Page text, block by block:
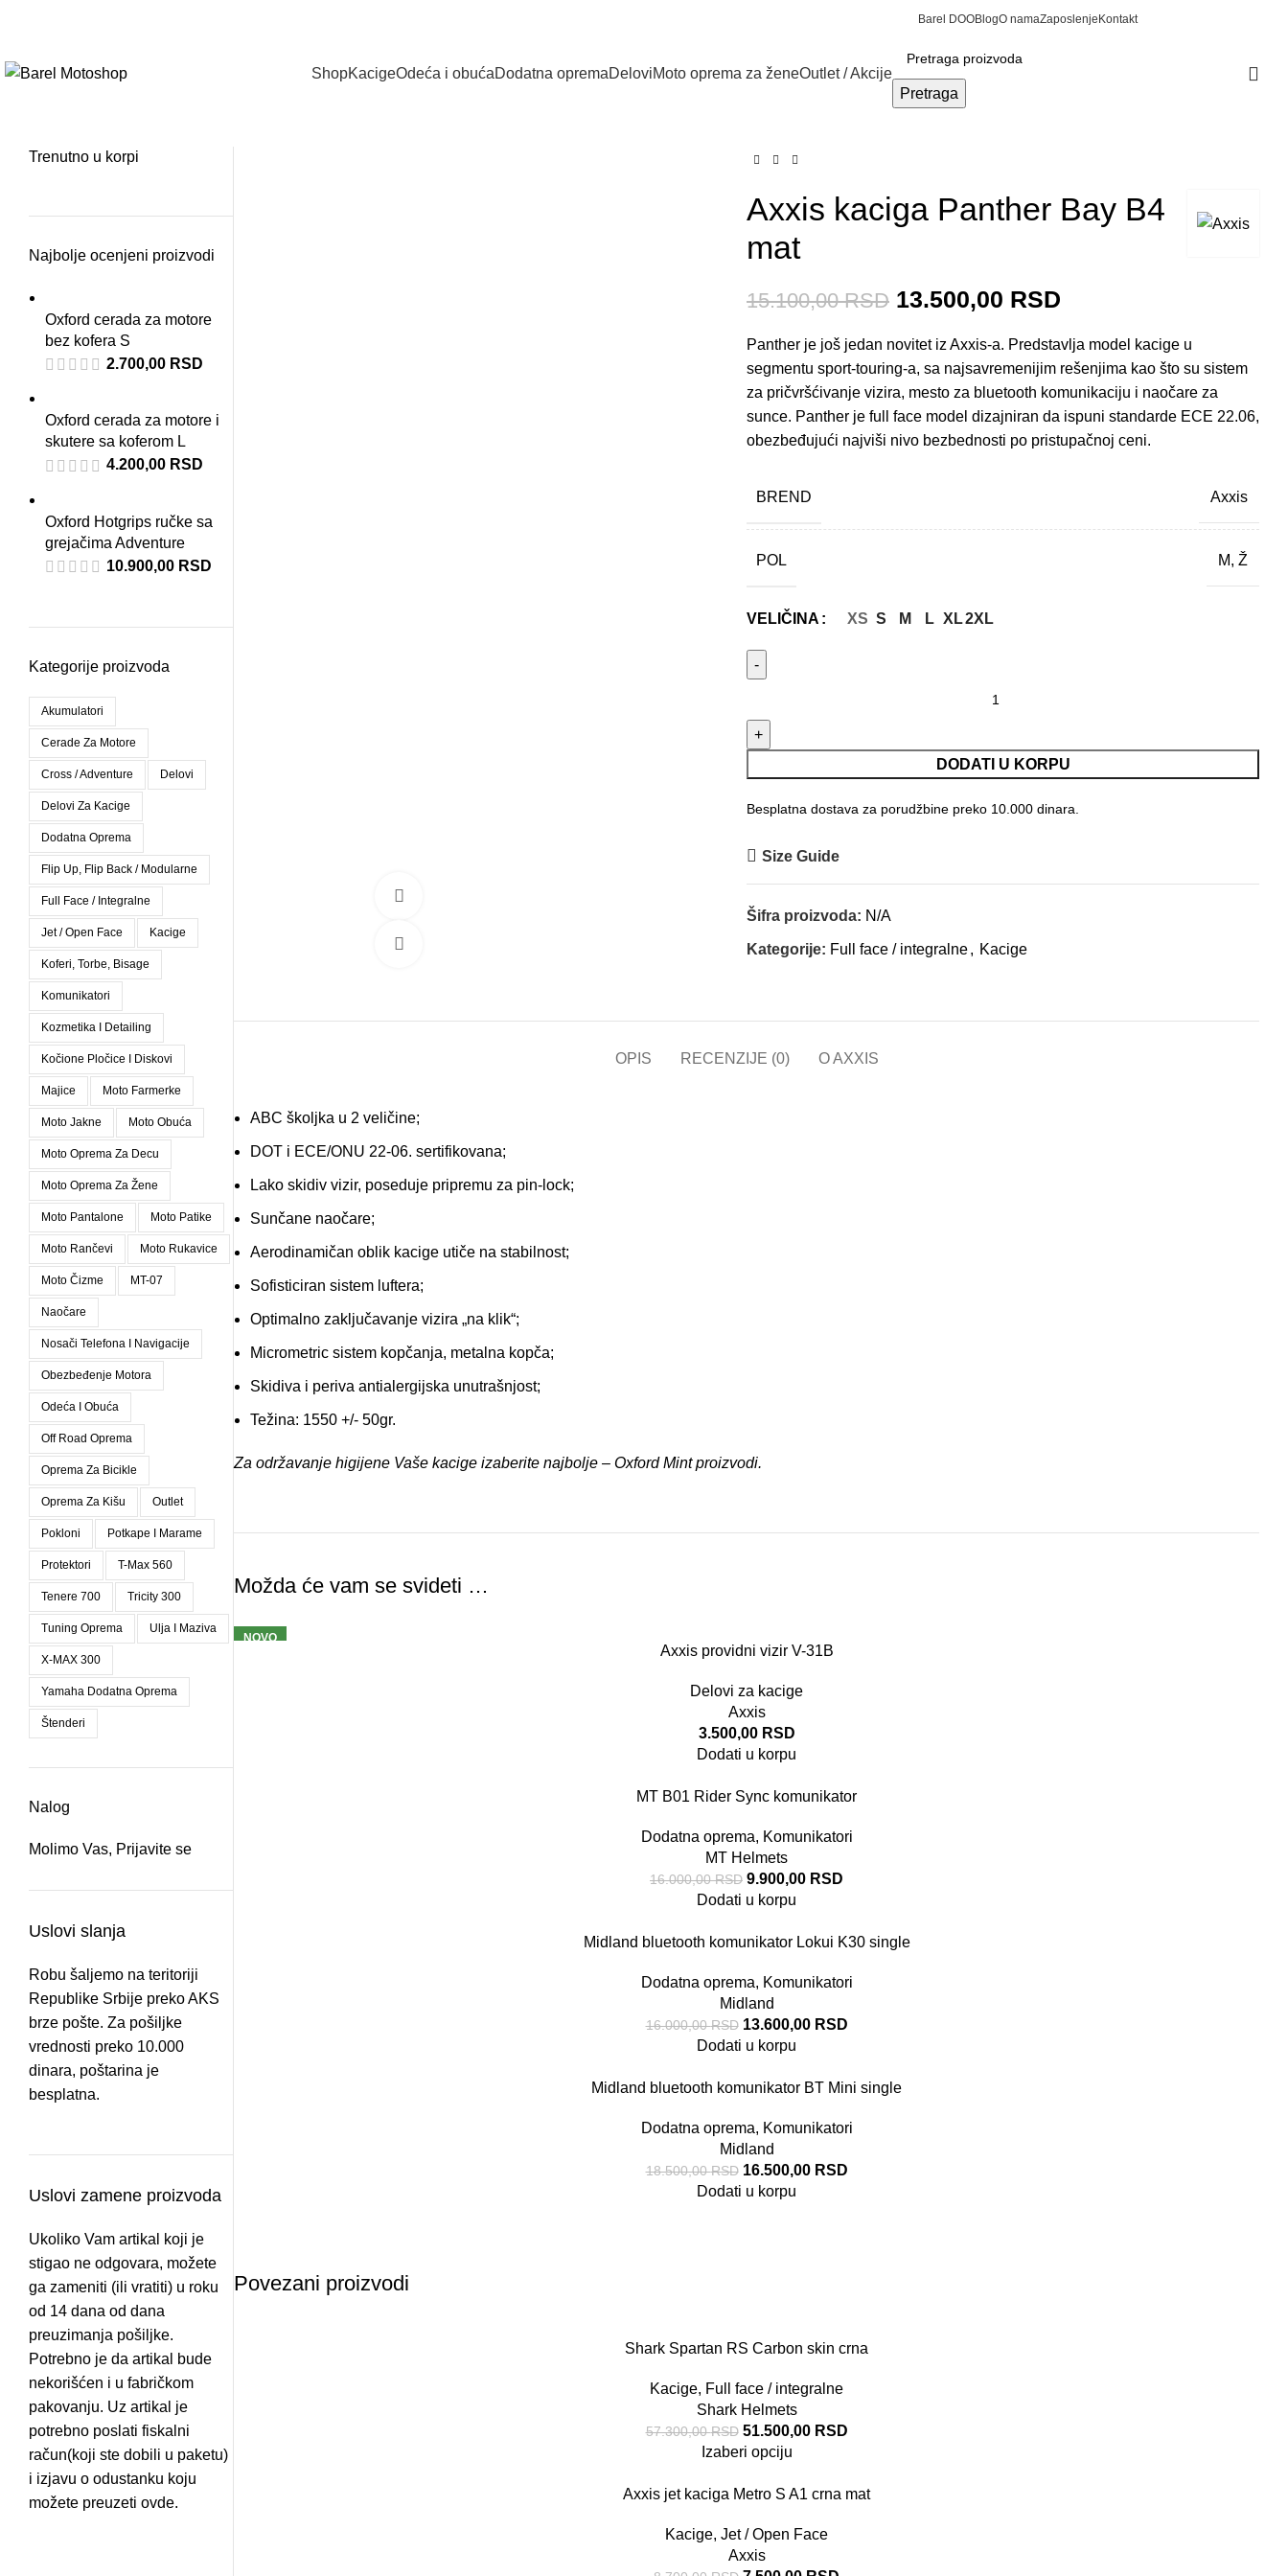
Barel DOOBlogO namaZaposlenje Kontakt
ShopKacigeOdeća i obućaDodatna opremaDeloviMoto oprema za ženeOutlet / Akcije
Pretraga
Axxis kaciga Panther Bay B4
mat
15.100,00RSD 13.500,00 RSD
Panther je još jedan novitet iz Axxis-a. Predstavlja model kacige u
segmentu sport-touring-a, sa najsavremenijim rešenjima kao što su sistem
za pričvršćivanje vizira, mesto za bluetooth komunikaciju i naočare za
sunce. Panther je full face model dizajniran da ispuni standarde ECE 22.06,
obezbeđujući najviši nivo bezbednosti po pristupačnoj ceni.
BREND Axxis
POL M, Ž
VELIČINA XS S M L XL2XL
Axxis kaciga Panther Bay B4 mat količina
DODATI U KORPU
Besplatna dostava za porudžbine preko 10.000 dinara.
Size Guide
Šifra proizvoda: N/A
Kategorije: Full face / integralne, Kacige
OPIS RECENZIJE (0) O AXXIS
ABC školjka u 2 veličine;
DOT i ECE/ONU 22-06. sertifikovana;
Lako skidiv vizir, poseduje pripremu za pin-lock;
Sunčane naočare;
Aerodinamičan oblik kacige utiče na stabilnost;
Sofisticiran sistem luftera;
Optimalno zaključavanje vizira „na klik“;
Micrometric sistem kopčanja, metalna kopča;
Skidiva i periva antialergijska unutrašnjost;
Težina: 1550 +/- 50gr.
Za održavanje higijene Vaše kacige izaberite najbolje – Oxford Mint proizvodi.
Možda će vam se svideti …
NOVO
Axxis providni vizir V-31B
Delovi za kacige
Axxis
3.500,00 RSD
Dodati u korpu
MT B01 Rider Sync komunikator
Dodatna oprema, Komunikatori
MT Helmets
16.000,00RSD 9.900,00 RSD
Dodati u korpu
Midland bluetooth komunikator Lokui K30 single
Dodatna oprema, Komunikatori
Midland
16.000,00RSD 13.600,00 RSD
Dodati u korpu
Midland bluetooth komunikator BT Mini single
Dodatna oprema, Komunikatori
Midland
18.500,00RSD 16.500,00 RSD
Dodati u korpu
Povezani proizvodi
Shark Spartan RS Carbon skin crna
Kacige, Full face / integralne
Shark Helmets
57.300,00RSD 51.500,00 RSD
Izaberi opciju
Axxis jet kaciga Metro S A1 crna mat
Kacige, Jet / Open Face
Axxis
Trenutno u korpi
Najbolje ocenjeni proizvodi
Oxford cerada za motore
bez kofera S
2.700,00 RSD
Oxford cerada za motore i
skutere sa koferom L
4.200,00 RSD
Oxford Hotgrips ručke sa
grejačima Adventure
10.900,00 RSD
Kategorije proizvoda
Akumulatori
Cerade Za Motore
Cross / Adventure Delovi
Delovi Za Kacige
Dodatna Oprema
Flip Up, Flip Back / Modularne
Full Face / Integralne
Jet / Open Face Kacige
Koferi, Torbe, Bisage
Komunikatori
Kozmetika I Detailing
Kočione Pločice I Diskovi
Majice Moto Farmerke
Moto Jakne Moto Obuća
Moto Oprema Za Decu
Moto Oprema Za Žene
Moto Pantalone Moto Patike
Moto Rančevi Moto Rukavice
Moto Čizme MT-07
Naočare
Nosači Telefona I Navigacije
Obezbeđenje Motora
Odeća I Obuća
Off Road Oprema
Oprema Za Bicikle
Oprema Za Kišu Outlet
Pokloni Potkape I Marame
Protektori T-Max 560
Tenere 700 Tricity 300
Tuning Oprema Ulja I Maziva
X-MAX 300
Yamaha Dodatna Oprema
Štenderi
Nalog
Molimo Vas, Prijavite se
Uslovi slanja
Robu šaljemo na teritoriji
Republike Srbije preko AKS
brze pošte. Za pošiljke
vrednosti preko 10.000
dinara, poštarina je
besplatna.
Uslovi zamene proizvoda
Ukoliko Vam artikal koji je
stigao ne odgovara, možete
ga zameniti (ili vratiti) u roku
od 14 dana od dana
preuzimanja pošiljke.
Potrebno je da artikal bude
nekorišćen i u fabričkom
pakovanju. Uz artikal je
potrebno poslati fiskalni
račun(koji ste dobili u paketu)
i izjavu o odustanku koju
možete preuzeti ovde.